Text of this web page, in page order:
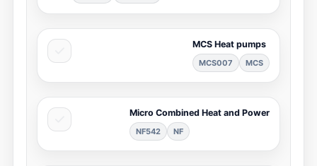
MCS Heat pumps
MCS007
Micro Combined Heat and Power
NF542